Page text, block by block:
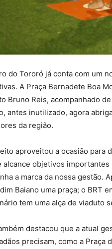
do Tororó já conta com um
A Praça Bernadete Boa
Bruno Reis, acompanhado
antes inutilizado, agora
da região.
aproveitou a ocasião para
alcance objetivos importantes
a marca da nossa gestão.
Baiano uma praça; o BRT
tem uma alça de viaduto
destacou que a atual
precisam, como a Praça